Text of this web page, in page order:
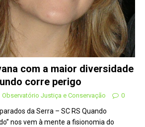
com a maior diversidade
corre perigo
Observatório Justiça e Conservação 0
da Serra – SC RS Quando
nos vem à mente a fisionomia do